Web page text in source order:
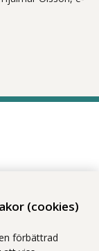
(cookies)
förbättrad